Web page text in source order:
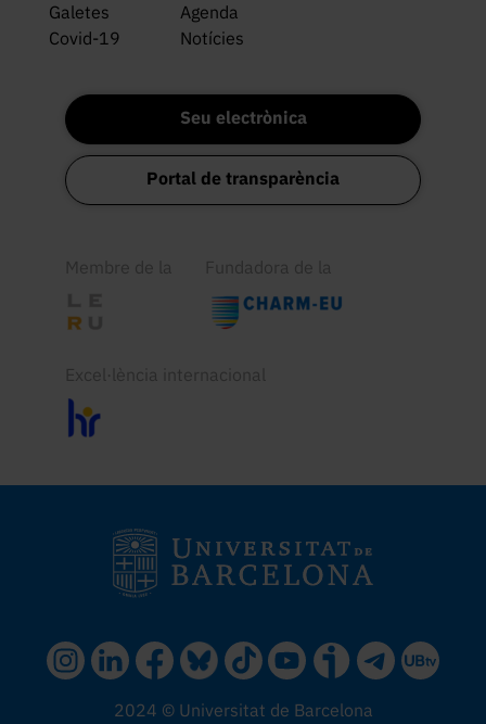
Galetes
Agenda
Covid-19
Notícies
Seu electrònica
Portal de transparència
Membre de la Fundadora de la
Excel·lència internacional
2024 © Universitat de Barcelona